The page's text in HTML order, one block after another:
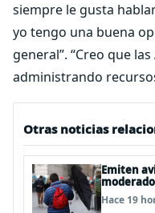
siempre le gusta
yo tengo una buena
general”. “Creo que
administrando
Otras noticias
Emiten
Hace 19